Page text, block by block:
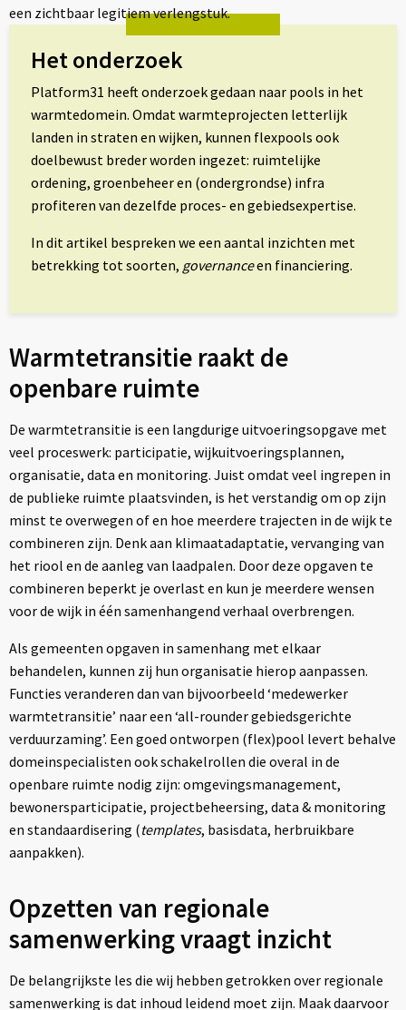
een zichtbaar legitiem verlengstuk.
Het onderzoek
Platform31 heeft onderzoek gedaan naar pools in het
warmtedomein. Omdat warmteprojecten letterlijk
landen in straten en wijken, kunnen flexpools ook
doelbewust breder worden ingezet: ruimtelijke
ordening, groenbeheer en (ondergrondse) infra
profiteren van dezelfde proces- en gebiedsexpertise.
In dit artikel bespreken we een aantal inzichten met
betrekking tot soorten, governanceen financiering.
Warmtetransitie raakt de
openbare ruimte
De warmtetransitie is een langdurige uitvoeringsopgave met
veel proceswerk: participatie, wijkuitvoeringsplannen,
organisatie, data en monitoring. Juist omdat veel ingrepen in
de publieke ruimte plaatsvinden, is het verstandig om op zijn
minst te overwegen of en hoe meerdere trajecten in de wijk te
combineren zijn. Denk aan klimaatadaptatie, vervanging van
het riool en de aanleg van laadpalen. Door deze opgaven te
combineren beperkt je overlast en kun je meerdere wensen
voor de wijk in één samenhangend verhaal overbrengen.
Als gemeenten opgaven in samenhang met elkaar
behandelen, kunnen zij hun organisatie hierop aanpassen.
Functies veranderen dan van bijvoorbeeld ‘medewerker
warmtetransitie’ naar een ‘all-rounder gebiedsgerichte
verduurzaming’. Een goed ontworpen (flex)pool levert behalve
domeinspecialisten ook schakelrollen die overal in de
openbare ruimte nodig zijn: omgevingsmanagement,
bewonersparticipatie, projectbeheersing, data & monitoring
en standaardisering (templates, basisdata, herbruikbare
aanpakken).
Opzetten van regionale
samenwerking vraagt inzicht
De belangrijkste les die wij hebben getrokken over regionale
samenwerking is dat inhoud leidend moet zijn. Maak daarvoor